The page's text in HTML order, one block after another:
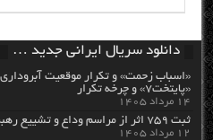
دانلود سریال ایرانی جدید …
«اسباب زحمت» و تکرار موقعیت
«پایتخت۷» و چرخه تکرار
۱۴ مرداد ۱۴۰۵
ثبت ۷۵۹ اثر از مراسم وداع و تشییع رهبر شهید انقلاب
۱۲ مرداد ۱۴۰۵